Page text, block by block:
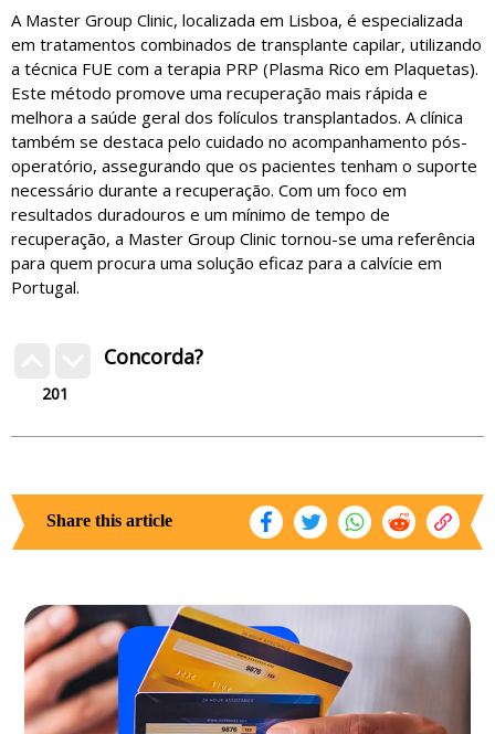
A Master Group Clinic, localizada em Lisboa, é especializada
em tratamentos combinados de transplante capilar, utilizando
a técnica FUE com a terapia PRP (Plasma Rico em Plaquetas).
Este método promove uma recuperação mais rápida e
melhora a saúde geral dos folículos transplantados. A clínica
também se destaca pelo cuidado no acompanhamento pós-
operatório, assegurando que os pacientes tenham o suporte
necessário durante a recuperação. Com um foco em
resultados duradouros e um mínimo de tempo de
recuperação, a Master Group Clinic tornou-se uma referência
para quem procura uma solução eficaz para a calvície em
Portugal.
201
Concorda?
Share this article